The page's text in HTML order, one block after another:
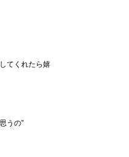
てくれたら嬉
うの”